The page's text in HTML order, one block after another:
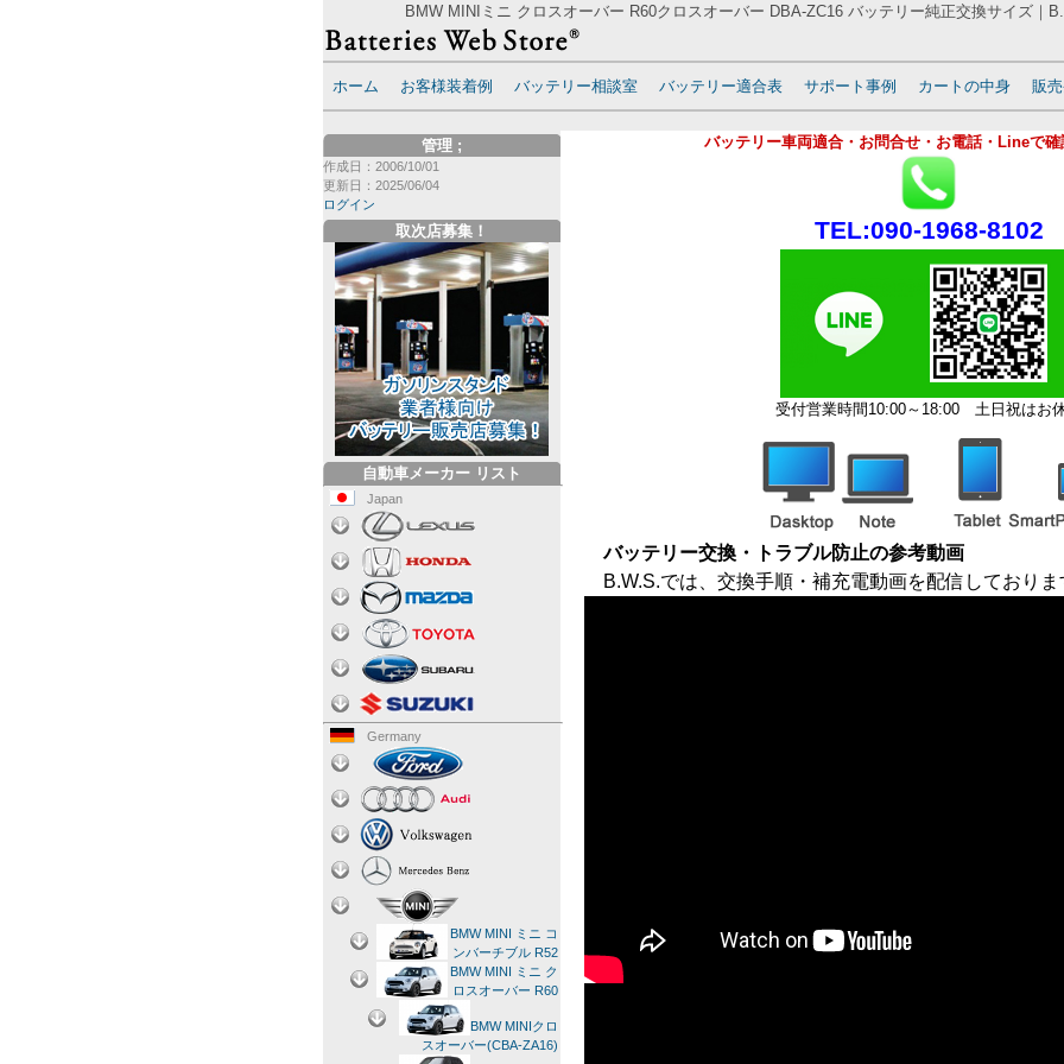
BMW MINIミニ クロスオーバー R60クロスオーバー DBA-ZC16 バッテリー純正交換サイズ｜
ホーム お客様装着例 バッテリー相談室 バッテリー適合表 サポート事例 カートの中身 販
バッテリー車両適合・お問合せ・お電話・Lineで
TEL:090-1968-8102
受付営業時間10:00～18:00 土日祝はお
バッテリー交換・トラブル防止の参考動画
B.W.S.では、交換手順・補充電動画を配信しておりま
管理
作成日：2006/10/01
更新日：2025/06/04
ログイン
;
取次店募集！
自動車メーカー リスト
Japan
Germany
BMW MINI ミニ コ
ンバーチブル R52
BMW MINI ミニ ク
ロスオーバー R60
BMW MINIクロ
スオーバー(CBA-ZA16)